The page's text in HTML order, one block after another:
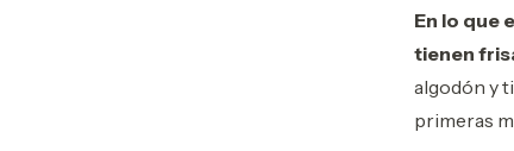
En lo que
tienen
algodón y
primeras